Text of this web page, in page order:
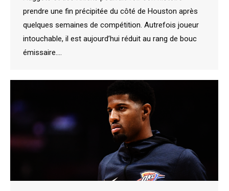
prendre une fin précipitée du côté de Houston après
quelques semaines de compétition. Autrefois joueur
intouchable, il est aujourd’hui réduit au rang de bouc
émissaire.…